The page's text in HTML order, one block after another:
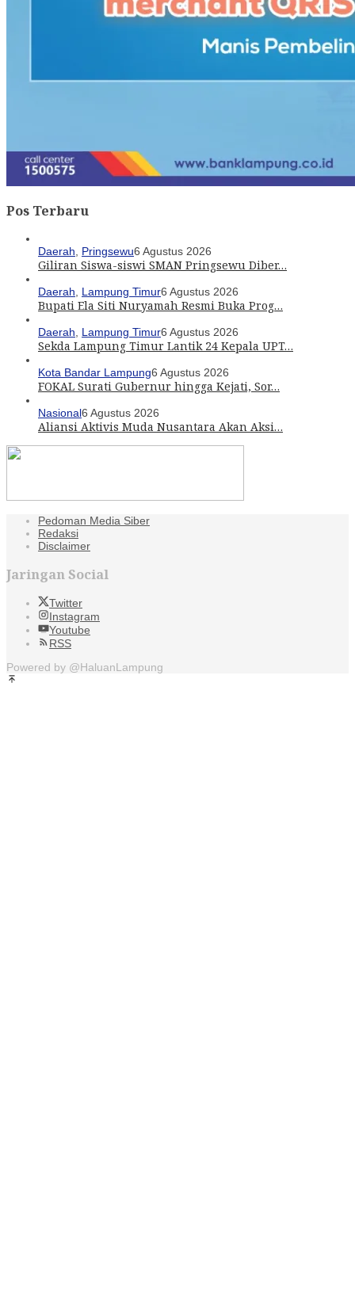
Pos Terbaru
Daerah Pringsewu6 Agustus 2026
Giliran Siswa-siswi SMAN Pringsewu Diber…
Daerah Lampung Timur6 Agustus 2026
Bupati Ela Siti Nuryamah Resmi Buka Prog…
Daerah Lampung Timur6 Agustus 2026
Sekda Lampung Timur Lantik 24 Kepala UPT…
Kota Bandar Lampung6 Agustus 2026
FOKAL Surati Gubernur hingga Kejati, Sor…
Nasional6 Agustus 2026
Aliansi Aktivis Muda Nusantara Akan Aksi…
Pedoman Media Siber
Redaksi
Disclaimer
Jaringan Social
Twitter
Instagram
Youtube
RSS
Powered by @HaluanLampung